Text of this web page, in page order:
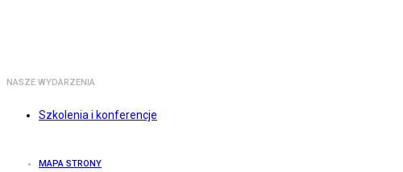
NASZE WYDARZENIA
Szkolenia i konferencje
MAPA STRONY